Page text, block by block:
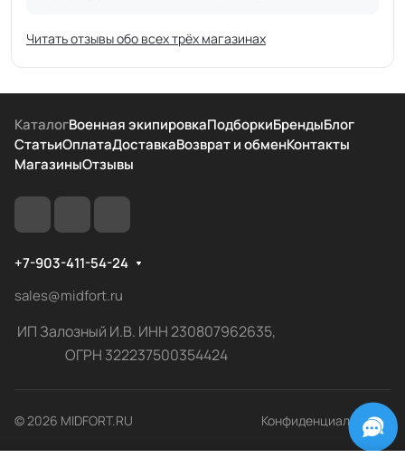
Читать отзывы обо всех трёх магазинах
КаталогВоенная экипировкаПодборкиБрендыБлог
СтатьиОплатаДоставкаВозврат и обменКонтакты
МагазиныОтзывы
+7-903-411-54-24
sales@midfort.ru
ИП Залозный И.В. ИНН 230807962635,
ОГРН 322237500354424
© 2026 MIDFORT.RU Конфиденциальность